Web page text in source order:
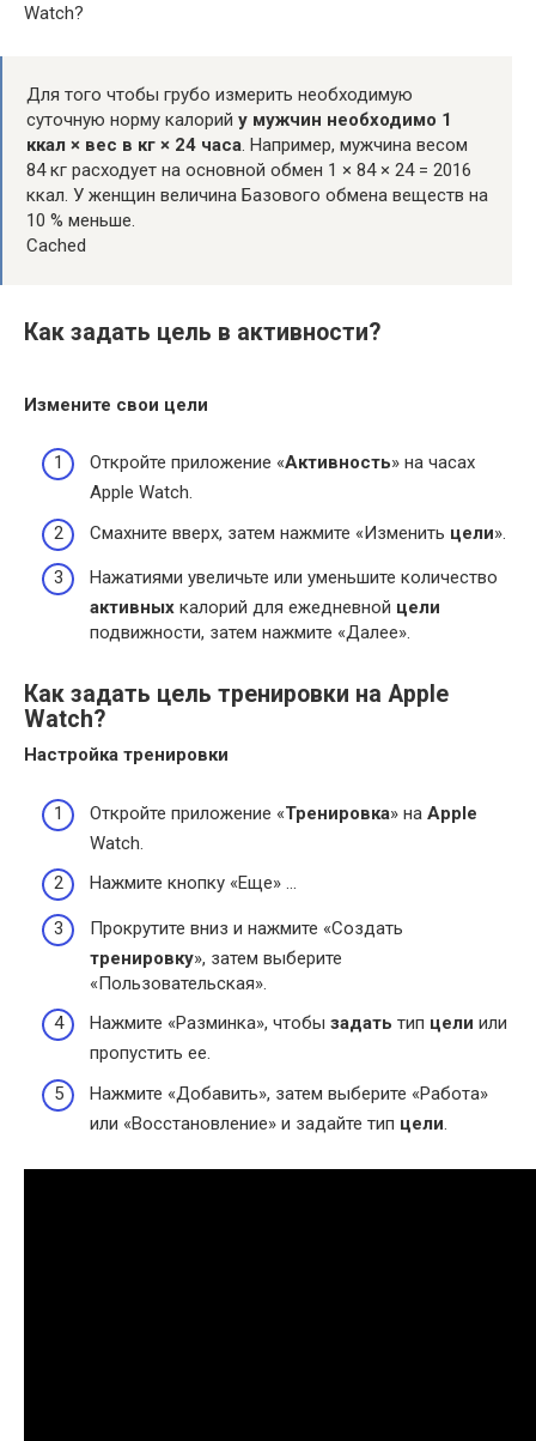
Watch?
Для того чтобы грубо измерить необходимую
суточную норму калорий у мужчин необходимо 1
ккал × вес в кг × 24 часа. Например, мужчина весом
84 кг расходует на основной обмен 1 × 84 × 24 = 2016
ккал. У женщин величина Базового обмена веществ на
10 % меньше.
Cached
Как задать цель в активности?
Измените свои цели
Откройте приложение «Активность» на часах
Apple Watch.
Смахните вверх, затем нажмите «Изменить цели».
Нажатиями увеличьте или уменьшите количество
активных калорий для ежедневной цели
подвижности, затем нажмите «Далее».
Как задать цель тренировки на Apple
Watch?
Настройка тренировки
Откройте приложение «Тренировка» на Apple
Watch.
Нажмите кнопку «Еще» …
Прокрутите вниз и нажмите «Создать
тренировку», затем выберите
«Пользовательская».
Нажмите «Разминка», чтобы задать тип цели или
пропустить ее.
Нажмите «Добавить», затем выберите «Работа»
или «Восстановление» и задайте тип цели.